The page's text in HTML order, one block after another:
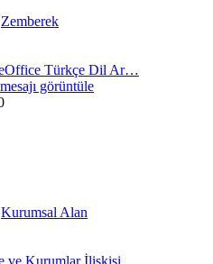
Zemberek
Türkçe Dil Ar…
görüntüle
Kurumsal Alan